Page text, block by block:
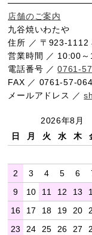
店舗のご案内
九谷焼いわたや
住所 ／ 〒923-1112
営業時間 ／ 10:00
電話番号 ／0761-
FAX ／ 0761-57-
メールアドレス ／
2026年8月
日
月 火 水 木
2
3 4 5 6
9
10 11 12 13
16
17 18 19 20
23
24 25 26 27